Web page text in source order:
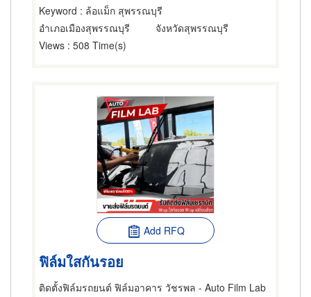
Keyword : ล้อแม็ก สุพรรณบุรี
อำเภอเมืองสุพรรณบุรี
จังหวัดสุพรรณบุรี
Views : 508 Time(s)
Add RFQ
ฟิล์มใสกันรอย
ติดตั้งฟิล์มรถยนต์ ฟิล์มอาคาร วัชรพล - Auto Film Lab